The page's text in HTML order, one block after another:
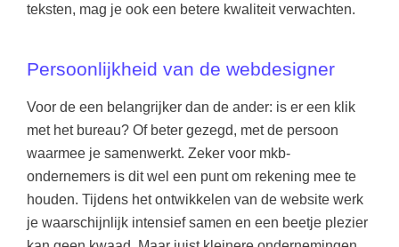
teksten, mag je ook een betere kwaliteit verwachten.
Persoonlijkheid van de webdesigner
Voor de een belangrijker dan de ander: is er een klik
met het bureau? Of beter gezegd, met de persoon
waarmee je samenwerkt. Zeker voor mkb-
ondernemers is dit wel een punt om rekening mee te
houden. Tijdens het ontwikkelen van de website werk
je waarschijnlijk intensief samen en een beetje plezier